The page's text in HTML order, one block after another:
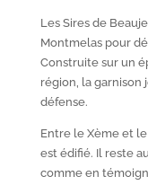
Les Sires de
Montmelas pour
Construite sur un
région, la garnison
défense.
Entre le Xèmeet le
est édifié. Il reste
comme en